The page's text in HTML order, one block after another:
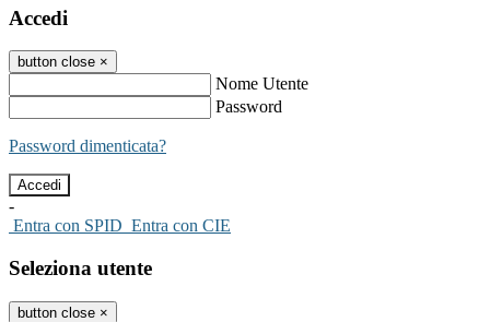
Accedi
button close ×
Nome Utente
Password
Password dimenticata?
-
Entra con SPID Entra con CIE
Seleziona utente
button close ×